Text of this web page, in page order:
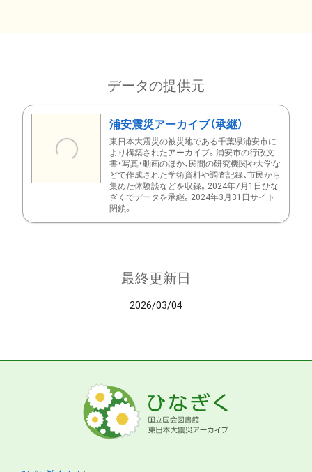
データの提供元
浦安震災アーカイブ（承継）
東日本大震災の被災地である千葉県浦安市に
より構築されたアーカイブ。浦安市の行政文
書・写真・動画のほか、民間の研究機関や大学な
どで作成された学術資料や調査記録、市民から
集めた体験談などを収録。2024年7月1日ひな
ぎくでデータを承継。2024年3月31日サイト
閉鎖。
最終更新日
2026/03/04